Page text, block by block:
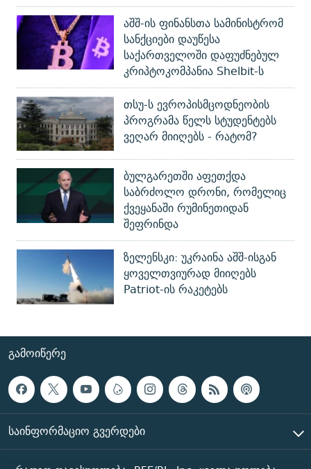
აშშ-ის ფინანსთა სამინისტრომ
სანქციები დაუწესა
საქართველოში დაფუძნებულ
კრიპტოკომპანია Shelbit-ს
თსუ-ს ევროპისმცოდნეობის
პროგრამა წელს სტუდენტებს
ვეღარ მიიღებს - რატომ?
ბულგარეთში აფეთქდა
საბრძოლო დრონი, რომელიც
ქვეყანაში რუმინეთიდან
შეფრინდა
ზელენსკი: უკრაინა აშშ-ისგან
ყოველთვიურად მიიღებს
Patriot-ის რაკეტებს
ᲒᲐᲛᲝᲘᲬᲔᲠᲔ
ᲡᲐᲘᲜᲤᲝᲠᲛᲐᲪᲘᲝ ᲒᲕᲔᲠᲓᲔᲑᲘ